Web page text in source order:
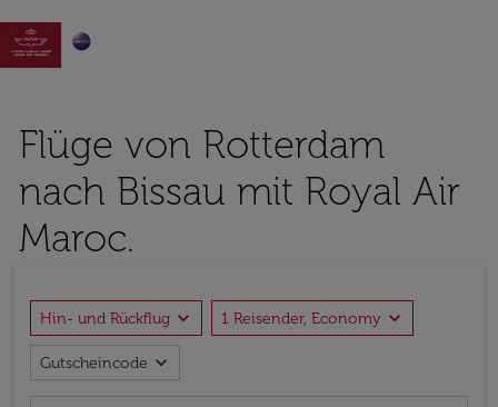

Flüge von Rotterdam
nach Bissau mit Royal Air
Maroc.
Hin- und Rückflug expand_more 1 Reisender, Economy expand_more
Gutscheincode expand_more